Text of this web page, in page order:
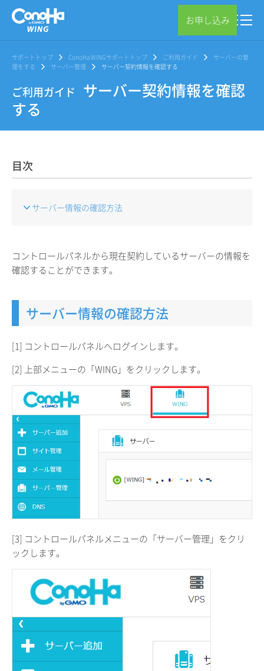
お申し込み
サポートトップ ConoHa WINGサポートトップ ご利用ガイド
サーバーの管
理をする
サーバー管理 サーバー契約情報を確認する
ご利用ガイド サーバー契約情報を確認
する
目次
サーバー情報の確認方法
コントロールパネルから現在契約しているサーバーの情報を
確認することができます。
サーバー情報の確認方法
[1] コントロールパネルへログインします。
[2] 上部メニューの「WING」をクリックします。
[3] コントロールパネルメニューの「サーバー管理」をクリ
ックします。